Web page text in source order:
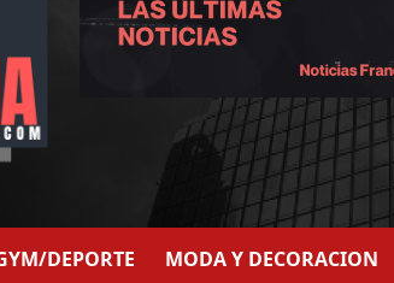
DEPORTE MODA Y DECORACION